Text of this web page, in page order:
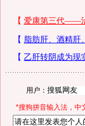
用户：
*搜狗拼音输入法，中